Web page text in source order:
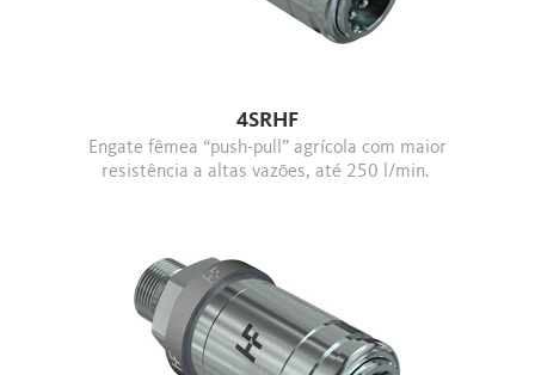
4SRHF
Engate fêmea “push-pull” agrícola com maior
resistência a altas vazões, até 250 l/min.